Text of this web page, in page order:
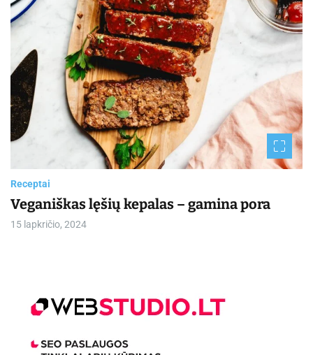
Receptai
Veganiškas lęšių kepalas – gamina pora
15 lapkričio, 2024